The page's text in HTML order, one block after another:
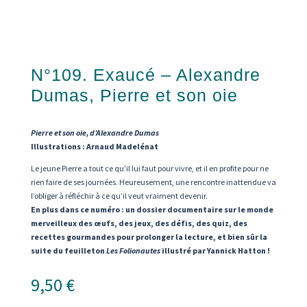
N°109. Exaucé – Alexandre
Dumas, Pierre et son oie
Pierre et son oie,d’Alexandre Dumas
Illustrations : Arnaud Madelénat
Le jeune Pierre a tout ce qu’il lui faut pour vivre, et il en profite pour ne
rien faire de ses journées. Heureusement, une rencontre inattendue va
l’obliger à réfléchir à ce qu’il veut vraiment devenir.
En plus dans ce numéro : un dossier documentaire sur le monde
merveilleux des œufs, des jeux, des défis, des quiz, des
recettes gourmandes pour prolonger la lecture, et bien sûr la
suite du feuilleton Les Folionautesillustré par Yannick Hatton !
9,50 €